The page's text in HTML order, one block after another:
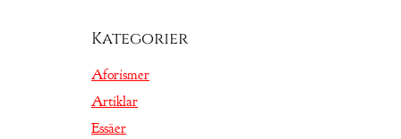
Kategorier
Aforismer
Artiklar
Essäer